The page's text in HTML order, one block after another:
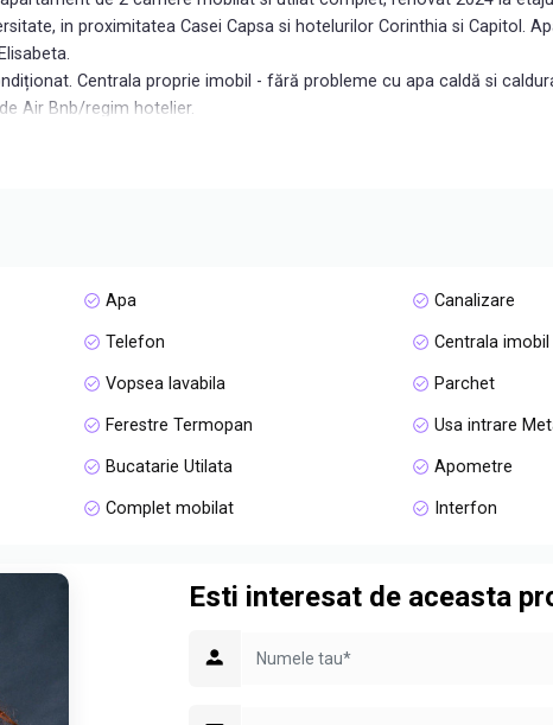
in proximitatea Casei Capsa si hotelurilor Corinthia si Capitol.
Centrala proprie imobil - fără probleme cu apa caldă si
Air Bnb/regim hotelier.
la cerere persoanelor interesate.
la agenție! Agent Exclusiv Diana Kioko
Apa Canalizare
Telefon Centrala imobil
Vopsea lavabila Parchet
Ferestre Termopan Usa intrare
Bucatarie Utilata Apometre
Complet mobilat Interfon
Esti interesat de aceasta